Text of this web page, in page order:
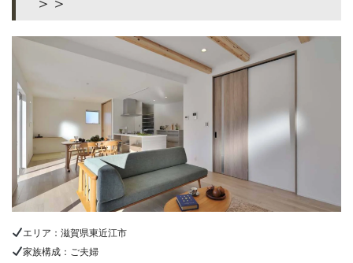
エリア：滋賀県東近江市
家族構成：ご夫婦